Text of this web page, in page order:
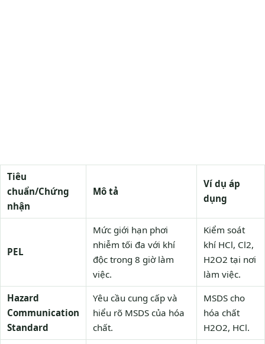
Tiêu
chuẩn/Chứng
nhận
Mô tả
Ví dụ áp
dụng
PEL
Mức giới hạn phơi
nhiễm tối đa với khí
độc trong 8 giờ làm
việc.
Kiểm soát
khí HCl, Cl2,
H2O2 tại nơi
làm việc.
Hazard
Communication
Standard
Yêu cầu cung cấp và
hiểu rõ MSDS của hóa
chất.
MSDS cho
hóa chất
H2O2, HCl.